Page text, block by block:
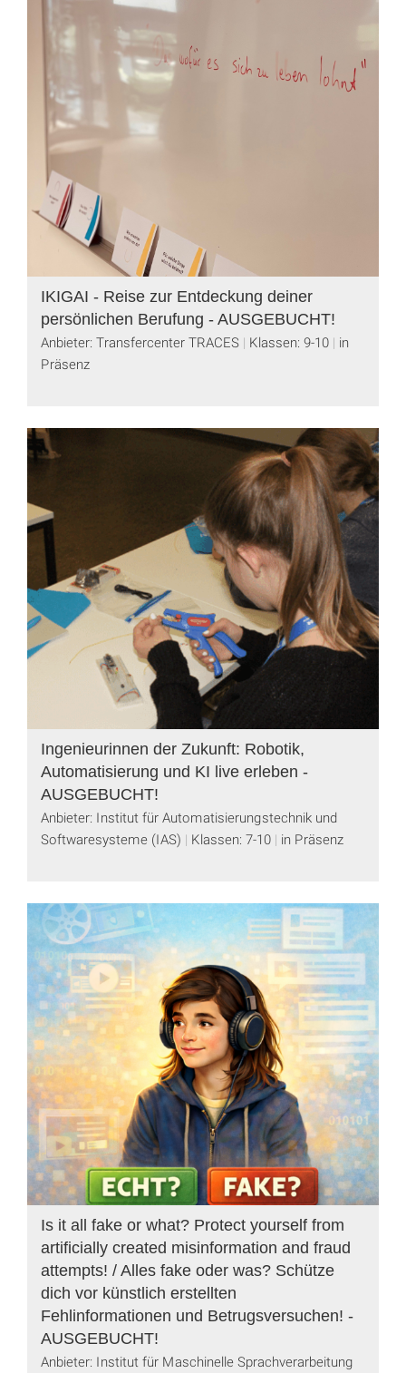
IKIGAI - Reise zur Entdeckung deiner
persönlichen Berufung - AUSGEBUCHT!
Anbieter: Transfercenter TRACES Klassen: 9-10 in
Präsenz
Ingenieurinnen der Zukunft: Robotik,
Automatisierung und KI live erleben -
AUSGEBUCHT!
Anbieter: Institut für Automatisierungstechnik und
Softwaresysteme (IAS)
Klassen: 7-10 in Präsenz
Is it all fake or what? Protect yourself from
artificially created misinformation and fraud
attempts! / Alles fake oder was? Schütze
dich vor künstlich erstellten
Fehlinformationen und Betrugsversuchen! -
AUSGEBUCHT!
Anbieter: Institut für Maschinelle Sprachverarbeitung